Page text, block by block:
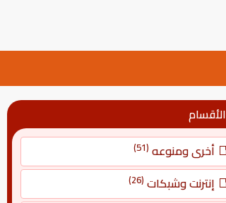
الأقسام
أخرى ومنوعه (51)
إنترنت وشبكات (26)